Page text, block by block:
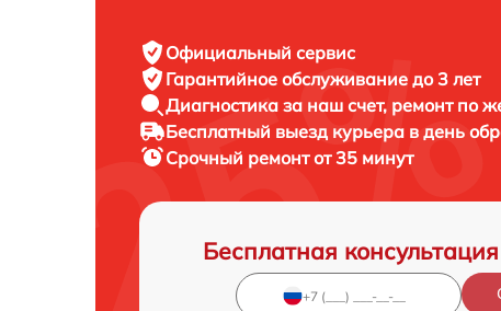
Официальный сервис
Гарантийное обслуживание до 3 лет
Диагностика за наш счет, ремонт по
Бесплатный выезд курьера в день
Срочный ремонтот 35 минут
Бесплатная